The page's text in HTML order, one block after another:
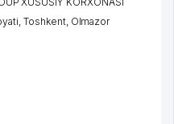
,Toshkent, Olmazor